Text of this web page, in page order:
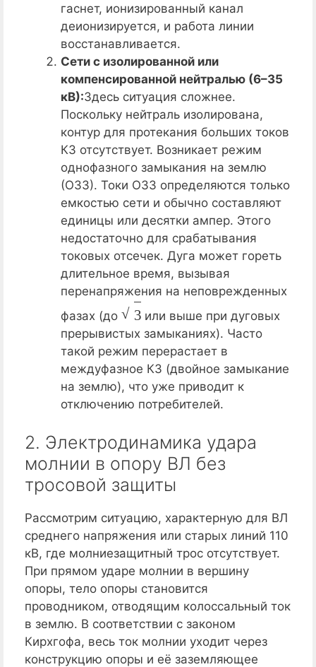
гаснет, ионизированный канал
деионизируется, и работа линии
восстанавливается.
Сети с изолированной или
компенсированной нейтралью (6–35
кВ):Здесь ситуация сложнее.
Поскольку нейтраль изолирована,
контур для протекания больших токов
КЗ отсутствует. Возникает режим
однофазного замыкания на землю
(ОЗЗ). Токи ОЗЗ определяются только
емкостью сети и обычно составляют
единицы или десятки ампер. Этого
недостаточно для срабатывания
токовых отсечек. Дуга может гореть
длительное время, вызывая
перенапряжения на неповрежденных
фазах (до
3
или выше при дуговых
прерывистых замыканиях). Часто
такой режим перерастает в
междуфазное КЗ (двойное замыкание
на землю), что уже приводит к
отключению потребителей.
2. Электродинамика удара
молнии в опору ВЛ без
тросовой защиты
Рассмотрим ситуацию, характерную для ВЛ
среднего напряжения или старых линий 110
кВ, где молниезащитный трос отсутствует.
При прямом ударе молнии в вершину
опоры, тело опоры становится
проводником, отводящим колоссальный ток
в землю. В соответствии с законом
Кирхгофа, весь ток молнии уходит через
конструкцию опоры и её заземляющее